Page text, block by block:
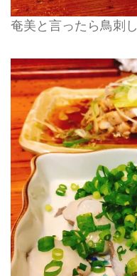
奄美と言ったら鳥刺し